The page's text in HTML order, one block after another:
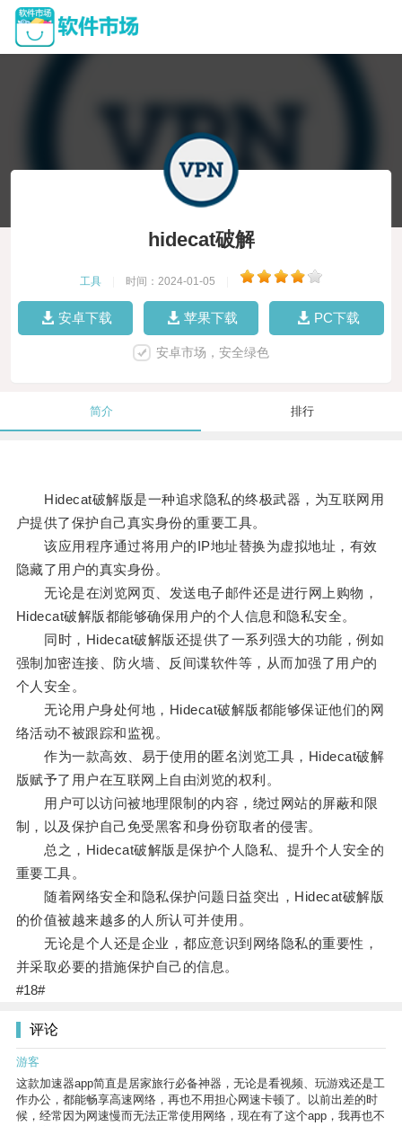
hidecat破解
工具 时间：2024-01-05
安卓下载 苹果下载 PC下载
安卓市场，安全绿色
简介 排行
Hidecat破解版是一种追求隐私的终极武器，为互联网用
户提供了保护自己真实身份的重要工具。
该应用程序通过将用户的IP地址替换为虚拟地址，有效
隐藏了用户的真实身份。
无论是在浏览网页、发送电子邮件还是进行网上购物，
Hidecat破解版都能够确保用户的个人信息和隐私安全。
同时，Hidecat破解版还提供了一系列强大的功能，例如
强制加密连接、防火墙、反间谍软件等，从而加强了用户的
个人安全。
无论用户身处何地，Hidecat破解版都能够保证他们的网
络活动不被跟踪和监视。
作为一款高效、易于使用的匿名浏览工具，Hidecat破解
版赋予了用户在互联网上自由浏览的权利。
用户可以访问被地理限制的内容，绕过网站的屏蔽和限
制，以及保护自己免受黑客和身份窃取者的侵害。
总之，Hidecat破解版是保护个人隐私、提升个人安全的
重要工具。
随着网络安全和隐私保护问题日益突出，Hidecat破解版
的价值被越来越多的人所认可并使用。
无论是个人还是企业，都应意识到网络隐私的重要性，
并采取必要的措施保护自己的信息。
#18#
评论
游客
这款加速器app简直是居家旅行必备神器，无论是看视频、玩游戏还是工
作办公，都能畅享高速网络，再也不用担心网速卡顿了。以前出差的时
候，经常因为网速慢而无法正常使用网络，现在有了这个app，我再也不